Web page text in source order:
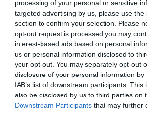
processing of your personal or sensitive
targeted advertising by us, please use the
section to confirm your selection. Please
opt-out request is processed you may
interest-based ads based on personal
us or personal information disclosed to
your opt-out. You may separately opt-out
disclosure of your personal information by
IAB’s list of downstream participants. This
also be disclosed by us to third parties on
Downstream Participants that may further